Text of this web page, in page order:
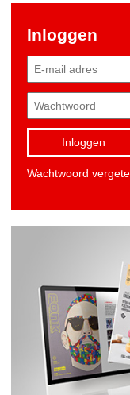
Inloggen
Inloggen
Wachtwoord